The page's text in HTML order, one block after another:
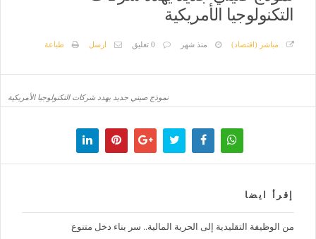
التكنولوجيا الأمريكية
مباشر (اقتصاد) منذ شهر 0 تعليق ارسل طباعة
نموذج صيني جديد يهدد شركات التكنولوجيا الأمريكية
إقرأ ايضا
من الوظيفة التقليدية إلى الحرية المالية.. سر بناء دخل متنوع